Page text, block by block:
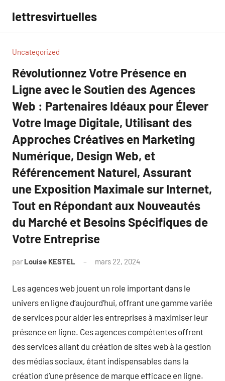
contenu
lettresvirtuelles
Uncategorized
Révolutionnez Votre Présence en
Ligne avec le Soutien des Agences
Web : Partenaires Idéaux pour Élever
Votre Image Digitale, Utilisant des
Approches Créatives en Marketing
Numérique, Design Web, et
Référencement Naturel, Assurant
une Exposition Maximale sur Internet,
Tout en Répondant aux Nouveautés
du Marché et Besoins Spécifiques de
Votre Entreprise
par Louise KESTEL mars 22, 2024
Les agences web jouent un role important dans le
univers en ligne d’aujourd’hui, offrant une gamme variée
de services pour aider les entreprises à maximiser leur
présence en ligne. Ces agences compétentes offrent
des services allant du création de sites web à la gestion
des médias sociaux, étant indispensables dans la
création d’une présence de marque efficace en ligne.